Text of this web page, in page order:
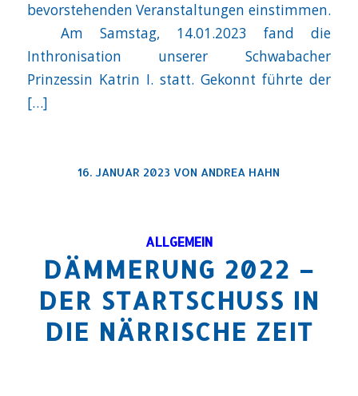
bevorstehenden Veranstaltungen einstimmen.
Am Samstag, 14.01.2023 fand die
Inthronisation unserer Schwabacher
Prinzessin Katrin I. statt. Gekonnt führte der
[…]
16. JANUAR 2023 VON ANDREA HAHN
ALLGEMEIN
DÄMMERUNG 2022 –
DER STARTSCHUSS IN
DIE NÄRRISCHE ZEIT